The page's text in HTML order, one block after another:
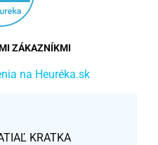
ZÁKAZNÍKMI
na Heuréka.sk
KRATKA